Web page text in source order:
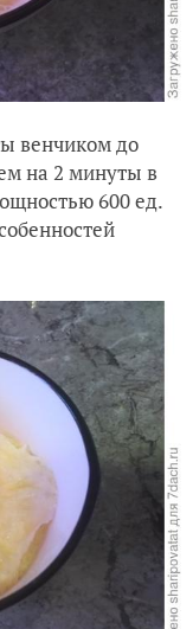
венчиком до
на 2 минуты в
600 ед.